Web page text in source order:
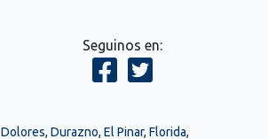
Seguinos en:
Dolores, Durazno, El Pinar, Florida,